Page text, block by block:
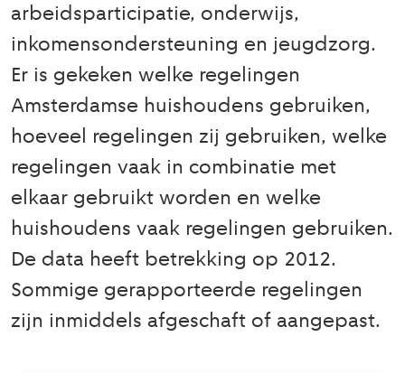
arbeidsparticipatie, onderwijs,
inkomensondersteuning en jeugdzorg.
Er is gekeken welke regelingen
Amsterdamse huishoudens gebruiken,
hoeveel regelingen zij gebruiken, welke
regelingen vaak in combinatie met
elkaar gebruikt worden en welke
huishoudens vaak regelingen gebruiken.
De data heeft betrekking op 2012.
Sommige gerapporteerde regelingen
zijn inmiddels afgeschaft of aangepast.